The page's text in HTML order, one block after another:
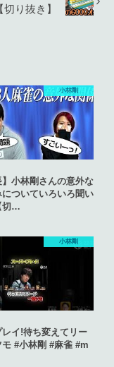
り抜き】
小林剛
】小林剛さんの意外な
ついていろいろ聞い
切…
小林剛
レイ!待ち変えてリー
#小林剛 #麻雀 #m